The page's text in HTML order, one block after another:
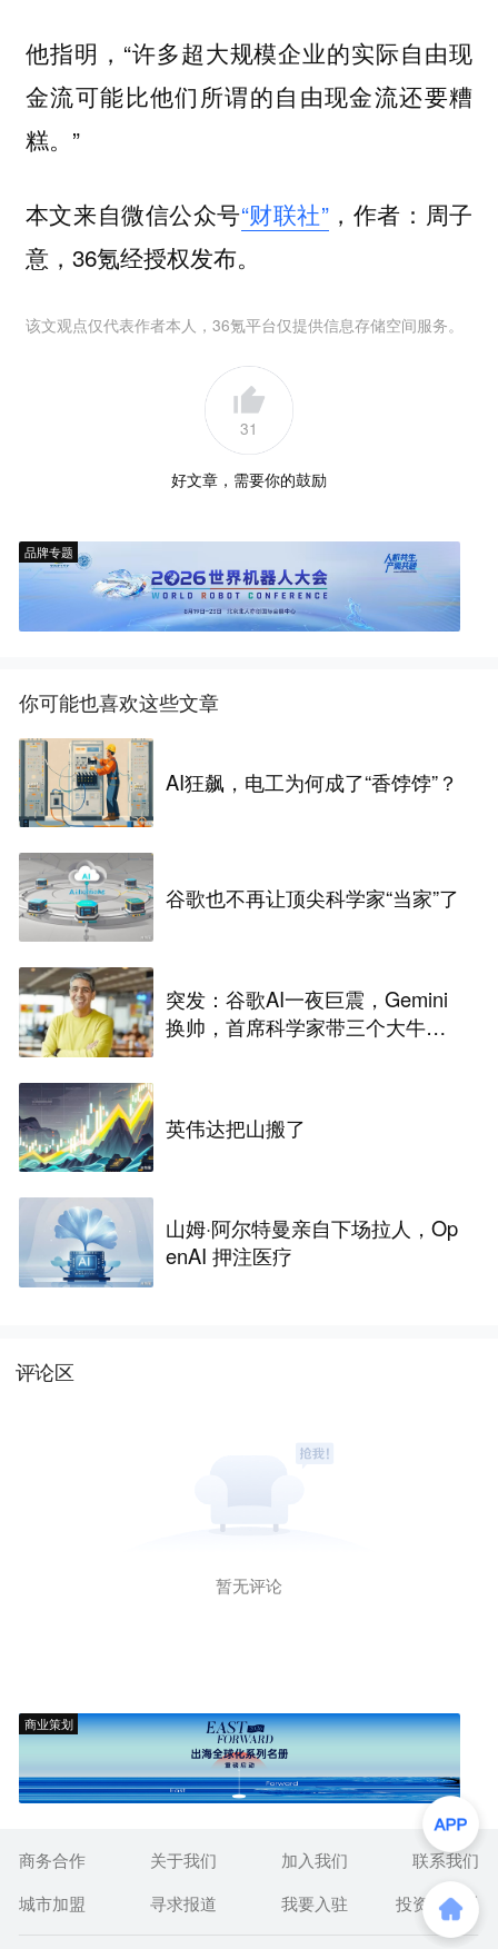
他指明，“许多超大规模企业的实际自由现
金流可能比他们所谓的自由现金流还要糟
糕。”
本文来自微信公众号“财联社”，作者：周子
意，36氪经授权发布。
该文观点仅代表作者本人，36氪平台仅提供信息存储空间服务。
31
好文章，需要你的鼓励
品牌专题
你可能也喜欢这些文章
AI狂飙，电工为何成了“香饽饽”？
谷歌也不再让顶尖科学家“当家”了
突发：谷歌AI一夜巨震，Gemini
换帅，首席科学家带三个大牛出
英伟达把山搬了
山姆·阿尔特曼亲自下场拉人，Op
enAI 押注医疗
评论区
暂无评论
商业策划
商务合作 关于我们 加入我们
联系我们
城市加盟
寻求报道 我要入驻 投资者关系